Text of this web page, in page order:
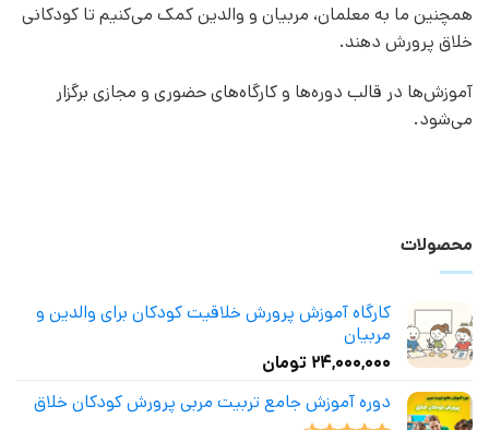
همچنین ما به معلمان، مربیان و والدین کمک می‌کنیم تا کودکانی
خلاق پرورش دهند.
آموزش‌ها در قالب دوره‌ها و کارگاه‌های حضوری و مجازی برگزار
می‌شود.
محصولات
کارگاه آموزش پرورش خلاقیت کودکان برای والدین و
مربیان
۲۴,۰۰۰,۰۰۰ تومان
دوره آموزش جامع تربیت مربی پرورش کودکان خلاق